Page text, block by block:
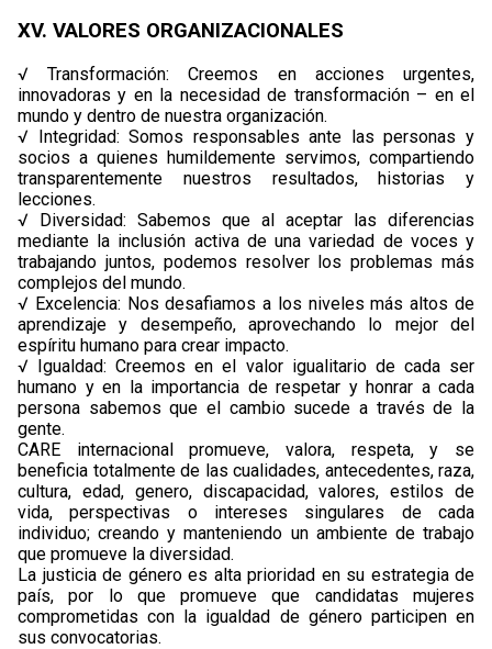
XV. VALORES ORGANIZACIONALES
√ Transformación: Creemos en acciones urgentes,
innovadoras y en la necesidad de transformación – en el
mundo y dentro de nuestra organización.
√ Integridad: Somos responsables ante las personas y
socios a quienes humildemente servimos, compartiendo
transparentemente nuestros resultados, historias y
lecciones.
√ Diversidad: Sabemos que al aceptar las diferencias
mediante la inclusión activa de una variedad de voces y
trabajando juntos, podemos resolver los problemas más
complejos del mundo.
√ Excelencia: Nos desafiamos a los niveles más altos de
aprendizaje y desempeño, aprovechando lo mejor del
espíritu humano para crear impacto.
√ Igualdad: Creemos en el valor igualitario de cada ser
humano y en la importancia de respetar y honrar a cada
persona sabemos que el cambio sucede a través de la
gente.
CARE internacional promueve, valora, respeta, y se
beneficia totalmente de las cualidades, antecedentes, raza,
cultura, edad, genero, discapacidad, valores, estilos de
vida, perspectivas o intereses singulares de cada
individuo; creando y manteniendo un ambiente de trabajo
que promueve la diversidad.
La justicia de género es alta prioridad en su estrategia de
país, por lo que promueve que candidatas mujeres
comprometidas con la igualdad de género participen en
sus convocatorias.